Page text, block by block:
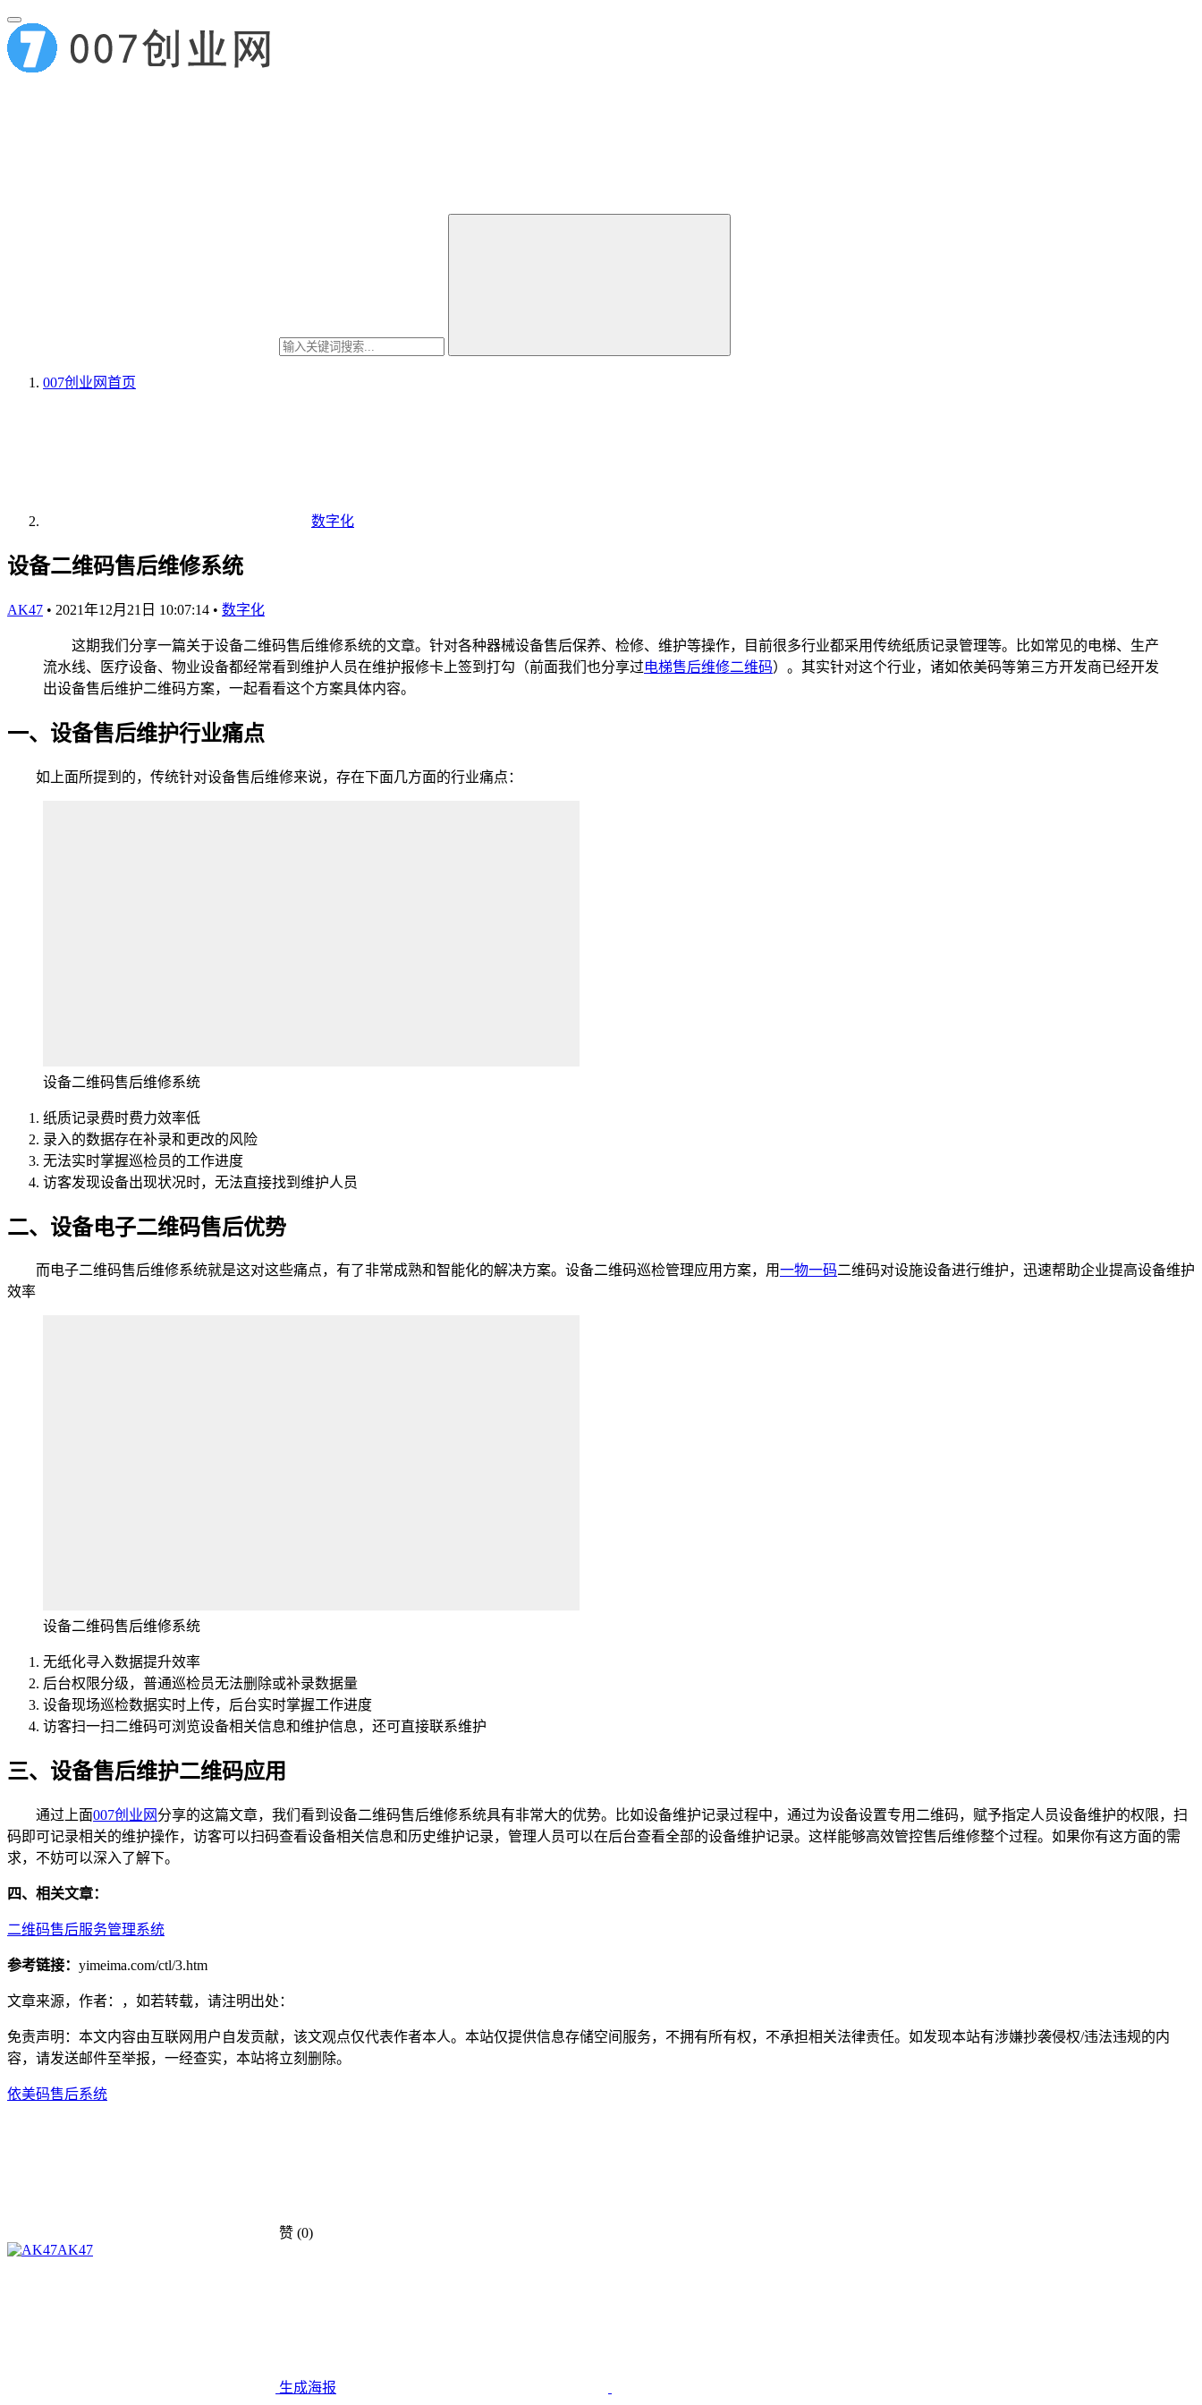
007创业网首页
数字化
设备二维码售后维修系统
AK47 • 2021年12月21日 10:07:14 • 数字化
这期我们分享一篇关于设备二维码售后维修系统的文章。针对各种器械设备售后保养、检修、维护等操作，目前很多行业都采用传统纸质记录管理等。比如常见的电梯、生产
流水线、医疗设备、物业设备都经常看到维护人员在维护报修卡上签到打勾（前面我们也分享过电梯售后维修二维码）。其实针对这个行业，诸如依美码等第三方开发商已经开发
出设备售后维护二维码方案，一起看看这个方案具体内容。
一、设备售后维护行业痛点
如上面所提到的，传统针对设备售后维修来说，存在下面几方面的行业痛点：
设备二维码售后维修系统
纸质记录费时费力效率低
录入的数据存在补录和更改的风险
无法实时掌握巡检员的工作进度
访客发现设备出现状况时，无法直接找到维护人员
二、设备电子二维码售后优势
而电子二维码售后维修系统就是这对这些痛点，有了非常成熟和智能化的解决方案。设备二维码巡检管理应用方案，用一物一码二维码对设施设备进行维护，迅速帮助企业提高设备维护
效率
设备二维码售后维修系统
无纸化寻入数据提升效率
后台权限分级，普通巡检员无法删除或补录数据量
设备现场巡检数据实时上传，后台实时掌握工作进度
访客扫一扫二维码可浏览设备相关信息和维护信息，还可直接联系维护
三、设备售后维护二维码应用
通过上面007创业网 分享的这篇文章，我们看到设备二维码售后维修系统具有非常大的优势。比如设备维护记录过程中，通过为设备设置专用二维码，赋予指定人员设备维护的权限，扫
码即可记录相关的维护操作，访客可以扫码查看设备相关信息和历史维护记录，管理人员可以在后台查看全部的设备维护记录。这样能够高效管控售后维修整个过程。如果你有这方面的需
求，不妨可以深入了解下。
四、相关文章：
二维码售后服务管理系统
参考链接： yimeima.com/ctl/3.htm
文章来源，作者：，如若转载，请注明出处：
免责声明：本文内容由互联网用户自发贡献，该文观点仅代表作者本人。本站仅提供信息存储空间服务，不拥有所有权，不承担相关法律责任。如发现本站有涉嫌抄袭侵权/违法违规的内
容，请发送邮件至举报，一经查实，本站将立刻删除。
依美码售后系统
赞 (0)
AK47
生成海报